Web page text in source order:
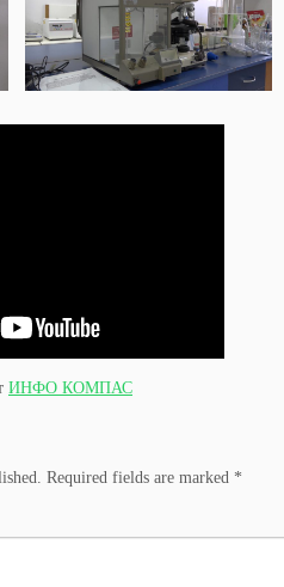
ИНФО КОМПАС
Required fields are marked *